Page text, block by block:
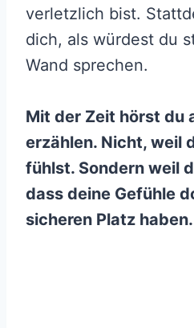
verletzlich bist.
dich, als würdest du
Wand sprechen.
Mit der Zeit hörst du
erzählen. Nicht, weil
fühlst. Sondern weil
dass deine Gefühle
sicheren Platz haben.